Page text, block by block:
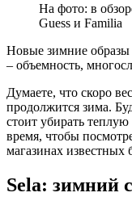
На фото: в
Guess и Familia
Новые зимние образы
– объемность,
Думаете, что скоро
продолжится зима.
стоит убирать
время, чтобы
магазинах известных
Sela: зимний